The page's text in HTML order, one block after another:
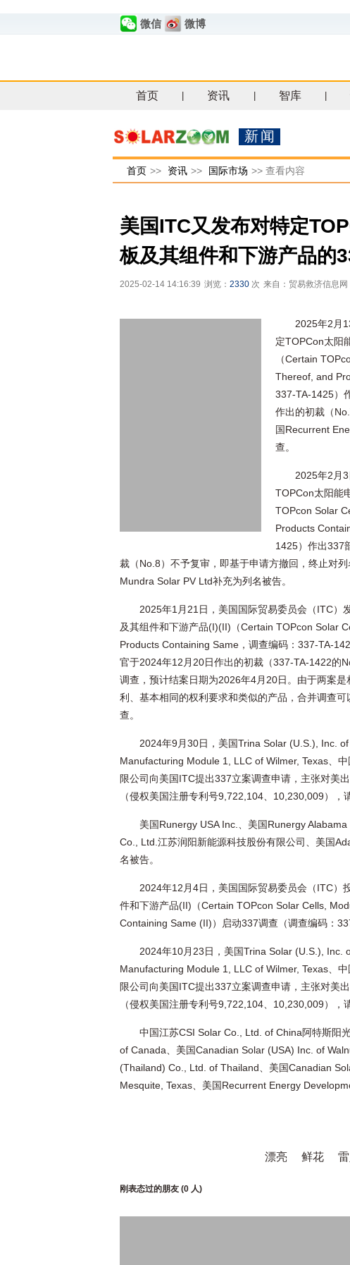
微信 微博
首页 资讯 智库
新闻
首页 >> 资讯 >> 国际市场 >> 查看内容
美国ITC又发布对特定
板及其组件和下游产品的
2025-02-14 14:16:39 浏览： 2330 次 来自：贸易救济信息网
2025年2月
定TOPCon太阳
（Certain
Thereof, and
337-TA-1425）
作出的初裁（
国Recurrent
查。
2025年2月
TOPCon太阳能
TOPcon Solar
Products
1425）作出337
裁（No.8）不予复审，即基于申请方撤回，终止对
Mundra Solar PV Ltd补充为列名被告。
2025年1月21日，美国国际贸易委员会（ITC）
及其组件和下游产品(I)(II)（Certain TOPcon Solar
Products Containing Same，调查编码：337-TA-
官于2024年12月20日作出的初裁（337-TA-1422的
调查，预计结案日期为2026年4月20日。由于两案
利、基本相同的权利要求和类似的产品，合并调查
查。
2024年9月30日，美国Trina Solar (U.S.), Inc.
Manufacturing Module 1, LLC of Wilmer, Texas、
限公司向美国ITC提出337立案调查申请，主张对美
（侵权美国注册专利号9,722,104、10,230,009），
美国Runergy USA Inc.、美国Runergy
Co., Ltd.江苏润阳新能源科技股份有限公司、美国
名被告。
2024年12月4日，美国国际贸易委员会（ITC）
件和下游产品(II)（Certain TOPcon Solar Cells,
Containing Same (II)）启动337调查（调查编码：
2024年10月23日，美国Trina Solar (U.S.), Inc.
Manufacturing Module 1, LLC of Wilmer, Texas、
限公司向美国ITC提出337立案调查申请，主张对美
（侵权美国注册专利号9,722,104、10,230,009），
中国江苏CSI Solar Co., Ltd. of China阿特斯阳
of Canada、美国Canadian Solar (USA) Inc. of
(Thailand) Co., Ltd. of Thailand、美国Canadian
Mesquite, Texas、美国Recurrent Energy
漂亮 鲜花 雷
刚表态过的朋友 (0 人)